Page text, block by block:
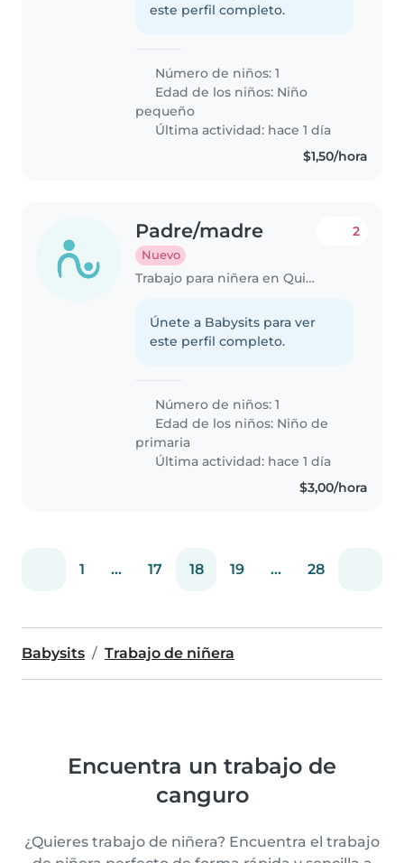
este perfil completo.
Número de niños: 1
Edad de los niños: Niño
pequeño
Última actividad: hace 1 día
$1,50/hora
Padre/madre
Nuevo
Trabajo para niñera en Quito
2
Únete a Babysits para ver
este perfil completo.
Número de niños: 1
Edad de los niños: Niño de
primaria
Última actividad: hace 1 día
$3,00/hora
1 ... 17 18 19 ... 28
Babysits Trabajo de niñera
Encuentra un trabajo de
canguro
¿Quieres trabajo de niñera? Encuentra el trabajo